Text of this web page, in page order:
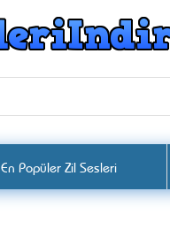
En Popüler Zil Sesleri